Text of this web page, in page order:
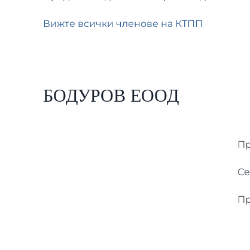
Вижте всички членове на КТПП
БОДУРОВ ЕООД